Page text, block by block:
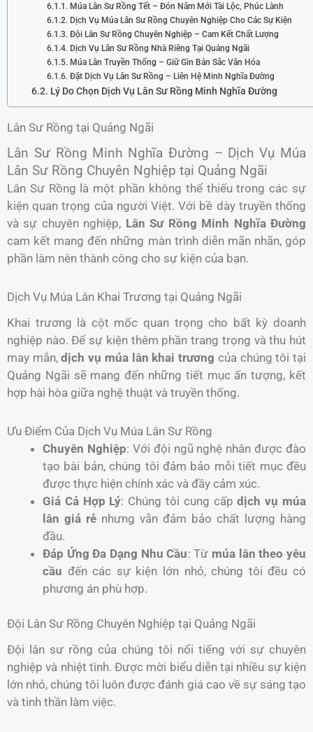
Múa Lân Sư Rồng Tết – Đón Năm Mới Tài Lộc, Phúc Lành
Dịch Vụ Múa Lân Sư Rồng Chuyên Nghiệp Cho Các Sự Kiện
Đội Lân Sư Rồng Chuyên Nghiệp – Cam Kết Chất Lượng
Dịch Vụ Lân Sư Rồng Nhà Riêng Tại Quảng Ngãi
Múa Lân Truyền Thống – Giữ Gìn Bản Sắc Văn Hóa
Đặt Dịch Vụ Lân Sư Rồng – Liên Hệ Minh Nghĩa Đường
Lý Do Chọn Dịch Vụ Lân Sư Rồng Minh Nghĩa Đường
Lân Sư Rồng tại Quảng Ngãi
Lân Sư Rồng Minh Nghĩa Đường – Dịch Vụ Múa
Lân Sư Rồng Chuyên Nghiệp tại Quảng Ngãi
Lân Sư Rồng là một phần không thể thiếu trong các sự
kiện quan trọng của người Việt. Với bề dày truyền thống
và sự chuyên nghiệp, Lân Sư Rồng Minh Nghĩa Đường
cam kết mang đến những màn trình diễn mãn nhãn, góp
phần làm nên thành công cho sự kiện của bạn.
Dịch Vụ Múa Lân Khai Trương tại Quảng Ngãi
Khai trương là cột mốc quan trọng cho bất kỳ doanh
nghiệp nào. Để sự kiện thêm phần trang trọng và thu hút
may mắn,dịch vụ múa lân khai trương của chúng tôi tại
Quảng Ngãi sẽ mang đến những tiết mục ấn tượng, kết
hợp hài hòa giữa nghệ thuật và truyền thống.
Ưu Điểm Của Dịch Vụ Múa Lân Sư Rồng
Chuyên Nghiệp: Với đội ngũ nghệ nhân được đào
tạo bài bản, chúng tôi đảm bảo mỗi tiết mục đều
được thực hiện chính xác và đầy cảm xúc.
Giá Cả Hợp Lý: Chúng tôi cung cấpdịch vụ múa
lân giá rẻ nhưng vẫn đảm bảo chất lượng hàng
đầu.
Đáp Ứng Đa Dạng Nhu Cầu: Từ múa lân theo yêu
cầu đến các sự kiện lớn nhỏ, chúng tôi đều có
phương án phù hợp.
Đội Lân Sư Rồng Chuyên Nghiệp tại Quảng Ngãi
Đội lân sư rồng của chúng tôi nổi tiếng với sự chuyên
nghiệp và nhiệt tình. Được mời biểu diễn tại nhiều sự kiện
lớn nhỏ, chúng tôi luôn được đánh giá cao về sự sáng tạo
và tinh thần làm việc.